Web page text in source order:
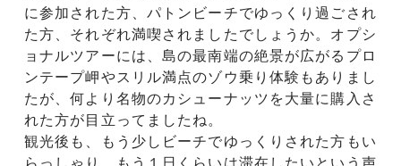
に参加された方、パトンビーチでゆっくり過ごされ
た方、それぞれ満喫されましたでしょうか。オプシ
ョナルツアーには、島の最南端の絶景が広がるプロ
ンテープ岬やスリル満点のゾウ乗り体験もありまし
たが、何より名物のカシューナッツを大量に購入さ
れた方が目立ってましたね。
観光後も、もう少しビーチでゆっくりされた方もい
らっしゃり、もう１日くらいは滞在したいという声